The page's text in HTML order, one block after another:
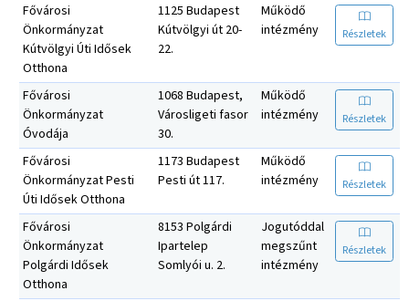
Fővárosi
Önkormányzat
Kútvölgyi Úti Idősek
Otthona
1125 Budapest
Kútvölgyi út 20-
22.
Működő
intézmény
Részletek
Fővárosi
Önkormányzat
Óvodája
1068 Budapest,
Városligeti fasor
30.
Működő
intézmény
Részletek
Fővárosi
Önkormányzat Pesti
Úti Idősek Otthona
1173 Budapest
Pesti út 117.
Működő
intézmény
Részletek
Fővárosi
Önkormányzat
Polgárdi Idősek
Otthona
8153 Polgárdi
Ipartelep
Somlyói u. 2.
Jogutóddal
megszűnt
intézmény
Részletek